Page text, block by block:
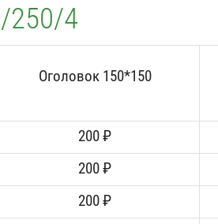
250/4
Оголовок 150*150
200 ₽
200 ₽
200 ₽